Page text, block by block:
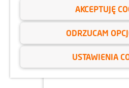
AKCEPTUJĘ
ODRZUCAM
USTAWIENIA